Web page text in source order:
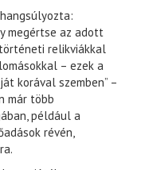
megértse az adott
relikviákkal
– ezek a
korával szemben” –
már több
például a
révén,